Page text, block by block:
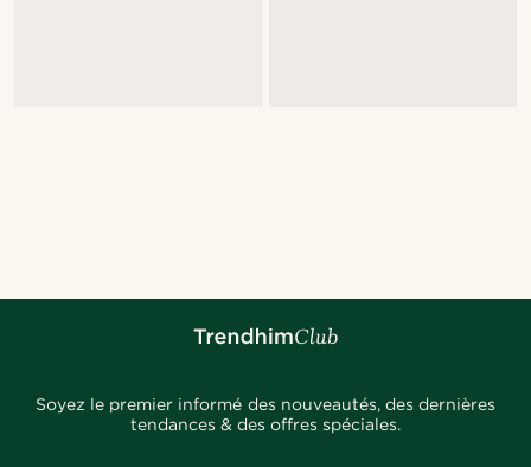
Soyez le premier informé des nouveautés, des dernières
tendances & des offres spéciales.